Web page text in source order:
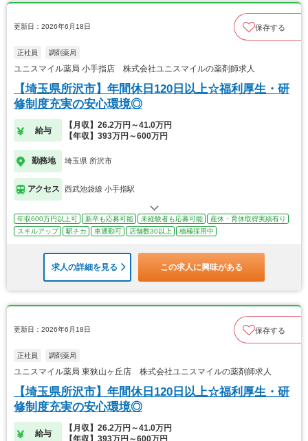
更新日：2026年6月18日 保存する
正社員 調剤薬局
ユニスマイル薬局 小手指店 株式会社ユニスマイルの薬剤師求人
【埼玉県所沢市】年間休日120日以上☆福利厚生・研
修制度充実の安心環境◎
給与
【月収】26.2万円～41.0万円
【年収】393万円～600万円
勤務地 埼玉県 所沢市
アクセス 西武池袋線 小手指駅
年収600万円以上可 新卒も応募可能 未経験者も応募可能
産休・育休取得実績有り
スキルアップ
駅チカ 車通勤可 店舗数30以上 積極採用中
求人の詳細を見る この求人に興味がある
更新日：2026年6月18日 保存する
正社員 調剤薬局
ユニスマイル薬局 東狭山ヶ丘店 株式会社ユニスマイルの薬剤師求人
【埼玉県所沢市】年間休日120日以上☆福利厚生・研
修制度充実の安心環境◎
給与
【月収】26.2万円～41.0万円
【年収】393万円～600万円